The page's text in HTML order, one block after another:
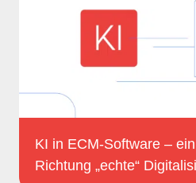
KI in ECM-Software –
Richtung „echte“